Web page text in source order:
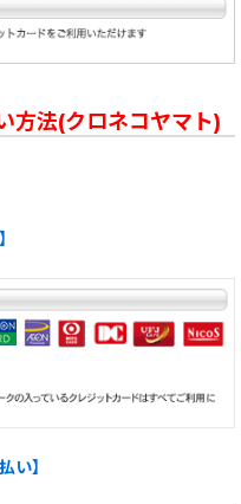
方法(クロネコヤマト)
い】